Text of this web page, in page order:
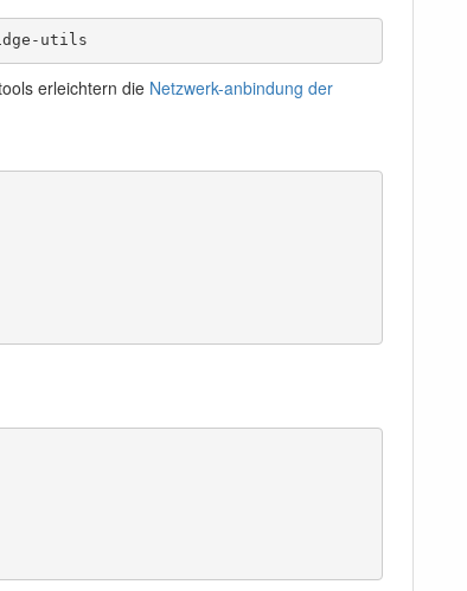
utils
erleichtern die Netzwerk-anbindung der